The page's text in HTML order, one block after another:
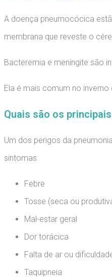
A doença pneumocócica
membrana que reveste o
Bacteremia e meningite são
Ela é mais comum no
Quais são os
Um dos perigos da
sintomas:
Febre
Tosse (seca ou
Mal-estar geral
Dor torácica
Falta de ar ou
Taquipneia